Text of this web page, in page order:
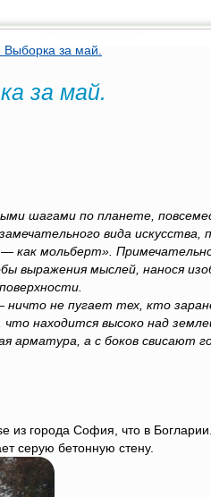
Выборка за май.
за май.
шагами по планете,
вида искусства,
как мольберт».
выражения мыслей, нанося
не пугает тех, кто
находится высоко над
арматура, а с боков свисают
из города София, что в Богларии.
серую бетонную стену.